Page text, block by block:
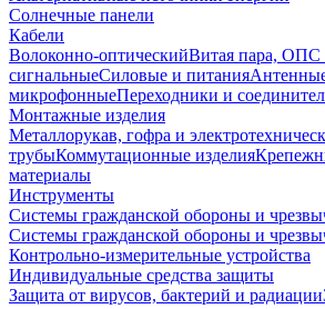
Солнечные панели
Кабели
Волоконно-оптическийВитая пара, ОПС
сигнальныеСиловые и питания
микрофонныеПереходники и
Монтажные изделия
Металлорукав, гофра и
трубыКоммутационные изделия
материалы
Инструменты
Системы гражданской обороны и
Системы гражданской обороны и
Контрольно-измерительные устройства
Индивидуальные средства защиты
Защита от вирусов, бактерий и радиации